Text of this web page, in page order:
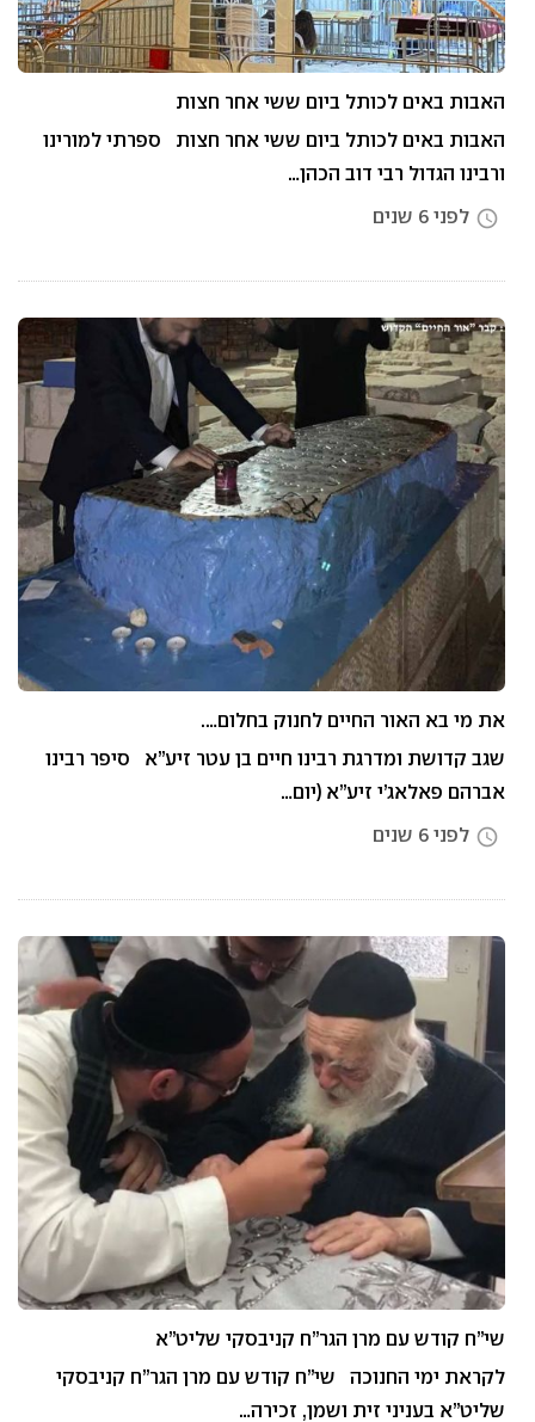
האבות באים לכותל ביום ששי אחר חצות
האבות באים לכותל ביום ששי אחר חצות ספרתי למורינו
ורבינו הגדול רבי דוב הכהן…
access_time לפני 6 שנים
את מי בא האור החיים לחנוק בחלום….
שגב קדושת ומדרגת רבינו חיים בן עטר זיע”א סיפר רבינו
אברהם פאלאג’י זיע”א (יום…
access_time לפני 6 שנים
שי”ח קודש עם מרן הגר”ח קניבסקי שליט”א
לקראת ימי החנוכה שי”ח קודש עם מרן הגר”ח קניבסקי
שליט”א בעניני זית ושמן, זכירה…